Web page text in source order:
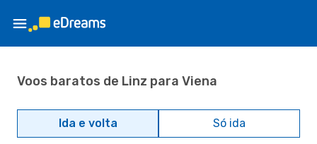
Voos baratos de Linz para Viena
Ida e volta Só ida